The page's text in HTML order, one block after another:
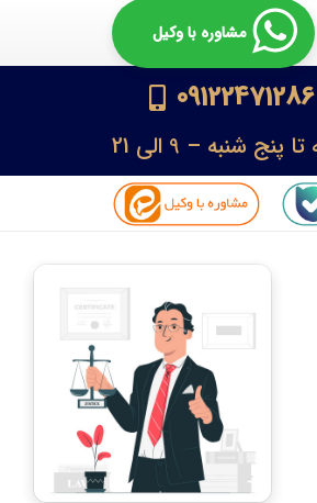
مشاوره با وکیل
09122471286
پنج شنبه – 9 الی 21